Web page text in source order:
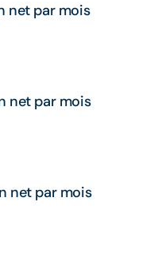
net par mois
net par mois
net par mois